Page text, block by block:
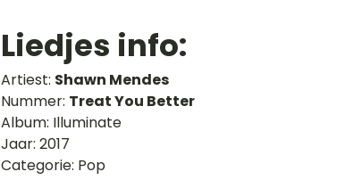
Liedjes info:
Artiest: Shawn Mendes
Nummer: Treat You Better
Album: Illuminate
Jaar: 2017
Categorie: Pop